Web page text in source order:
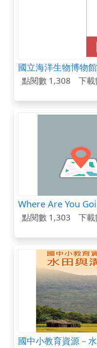
國立海洋生物博物
點閱數 1,308 下
Where Are You
點閱數 1,303 下
國中小教育資源－